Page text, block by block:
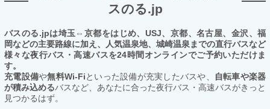
スのる.jp
バスのる.jpは埼玉⇔京都をはじめ、USJ、京都、名古屋、金沢、福
岡などの主要路線に加え、人気温泉地、城崎温泉までの直行バスなど
様々な夜行バス・高速バスを24時間オンラインでご予約いただけま
す。
充電設備や無料Wi-Fiといった設備が充実したバスや、
自転車や楽器
が積み込めるバスなど、あなたに合った夜行バス・高速バスがきっと
見つかるはず。